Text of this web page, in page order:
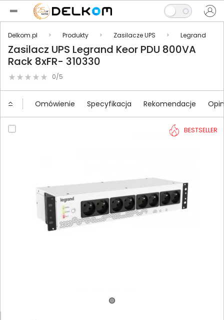
Delkom.pl Produkty Zasilacze UPS Legrand
Zasilacz UPS Legrand Keor PDU 800VA
Rack 8xFR- 310330
0/5
Omówienie Specyfikacja Rekomendacje
BESTSELLER